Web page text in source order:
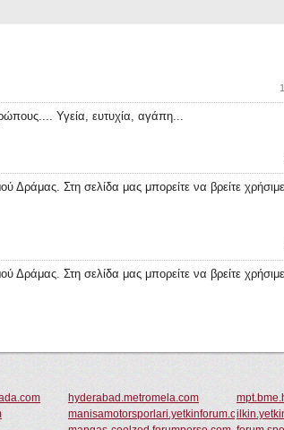
Υγεία, ευτυχία, αγάπη...
Στη σελίδα μας μπορείτε να βρείτε
Στη σελίδα μας μπορείτε να βρείτε
hyderabad.metromela.com
manisamotorsporlari.yetkinforum.com